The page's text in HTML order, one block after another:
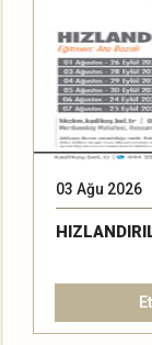
03 Ağu 2026